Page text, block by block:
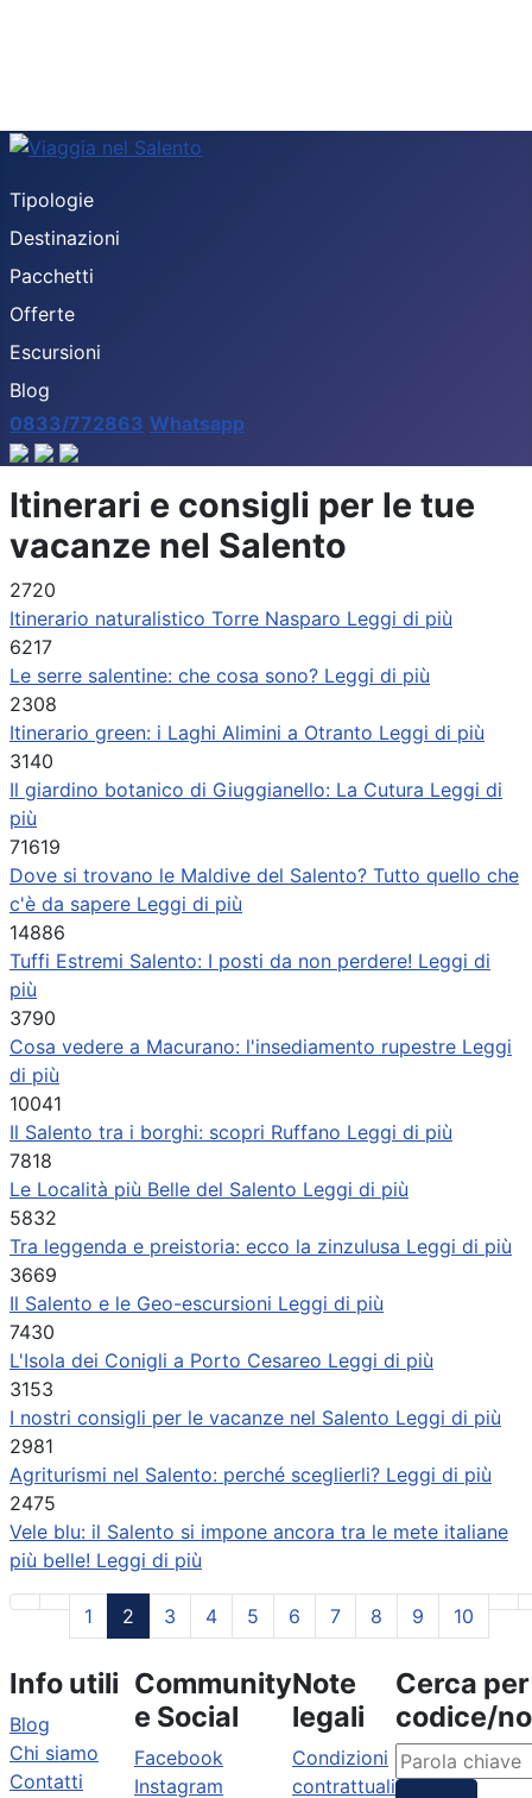
Tipologie
Destinazioni
Pacchetti
Offerte
Escursioni
Blog
0833/772863 Whatsapp
Itinerari e consigli per le tue
vacanze nel Salento
2720
Itinerario naturalistico Torre Nasparo Leggi di più
6217
Le serre salentine: che cosa sono? Leggi di più
2308
Itinerario green: i Laghi Alimini a Otranto Leggi di più
3140
Il giardino botanico di Giuggianello: La Cutura Leggi di
più
71619
Dove si trovano le Maldive del Salento? Tutto quello che
c'è da sapere Leggi di più
14886
Tuffi Estremi Salento: I posti da non perdere! Leggi di
più
3790
Cosa vedere a Macurano: l'insediamento rupestre Leggi
di più
10041
Il Salento tra i borghi: scopri Ruffano Leggi di più
7818
Le Località più Belle del Salento Leggi di più
5832
Tra leggenda e preistoria: ecco la zinzulusa Leggi di più
3669
Il Salento e le Geo-escursioni Leggi di più
7430
L'Isola dei Conigli a Porto Cesareo Leggi di più
3153
I nostri consigli per le vacanze nel Salento Leggi di più
2981
Agriturismi nel Salento: perché sceglierli? Leggi di più
2475
Vele blu: il Salento si impone ancora tra le mete italiane
più belle! Leggi di più
1 2 3 4 5 6 7 8 9 10
Info utili
Blog
Chi siamo
Contatti
Community
e Social
Facebook
Instagram
Note
legali
Condizioni
contrattuali
Cerca per
codice/